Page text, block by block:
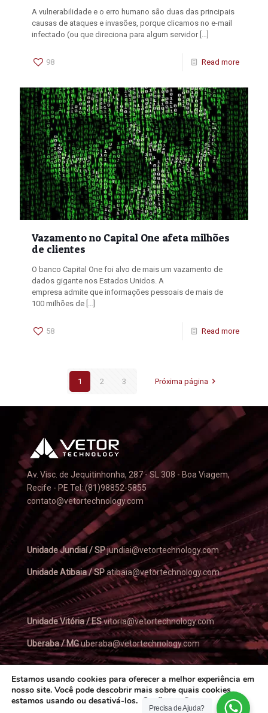
A vulnerabilidade e o erro humano são duas das principais
causas de ataques e invasões, porque clicamos no e-mail
infectado (ou que direciona para algum servidor[…]
98 Read more
Vazamento no Capital One afeta milhões
de clientes
O banco Capital One foi alvo de mais um vazamento de
dados gigante nos Estados Unidos. A
empresa admite que informações pessoais de mais de
100 milhões de […]
58 Read more
1 2 3 Próxima página
Av. Visc. de Jequitinhonha, 287 - SL 308 - Boa Viagem,
Recife - PE Tel: (81)98852-5855
contato@vetortechnology.com
Unidade Jundiaí / SPjundiai@vetortechnology.com
Unidade Atibaia / SPatibaia@vetortechnology.com
Unidade Vitória / ESvitoria@vetortechnology.com
Uberaba / MGuberaba@vetortechnology.com
Estamos usando cookies para oferecer a melhor experiência em
nosso site. Você pode descobrir mais sobre quais cookies
estamos usando ou desativá-los. Configurações
Precisa de Ajuda?